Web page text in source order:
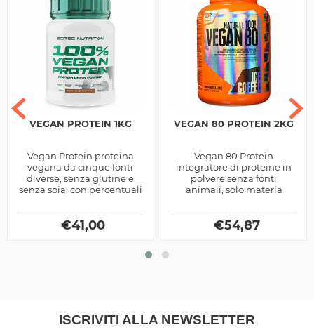
VEGAN PROTEIN 1KG
Vegan Protein proteina
vegana da cinque fonti
diverse, senza glutine e
senza soia, con percentuali
praticamente a zero
€41,00
VEGAN 80 PROTEIN 2KG
Vegan 80 Protein
integratore di proteine in
polvere senza fonti
animali, solo materia
arricchita di bcaa
ramificati, 5g per...
€54,87
ISCRIVITI ALLA NEWSLETTER